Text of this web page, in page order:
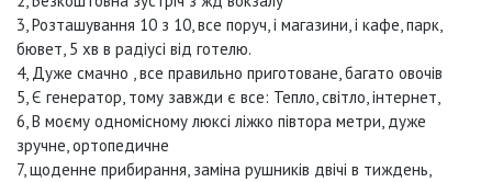
3, Розташування 10 з 10, все поруч, і магазини, і кафе, парк,
бювет, 5 хв в радіусі від готелю.
4, Дуже смачно , все правильно приготоване, багато овочів
5, Є генератор, тому завжди є все: Тепло, світло, інтернет,
6, В моєму одномісному люксі ліжко півтора метри, дуже
зручне, ортопедичне
7, щоденне прибирання, заміна рушників двічі в тиждень,